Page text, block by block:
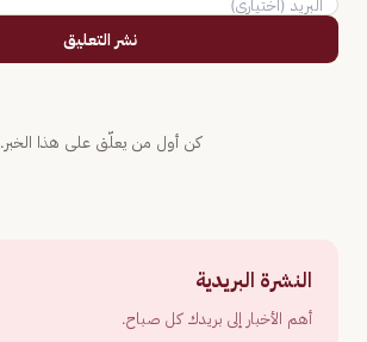
نشر التعليق
كن أول من يعلّق على هذا الخبر.
النشرة البريدية
أهم الأخبار إلى بريدك كل صباح.